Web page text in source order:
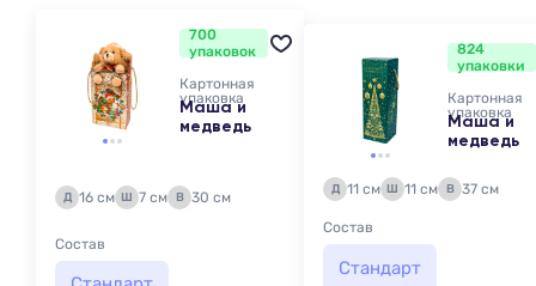
700
упаковок
Картонная
упаковка
Маша и
медведь
Д 16 см Ш 7 см В 30 см
Состав
824
упаковки
Картонная
упаковка
Маша и
медведь
Д 11 см Ш 11 см В 37 см
Состав
Стандарт